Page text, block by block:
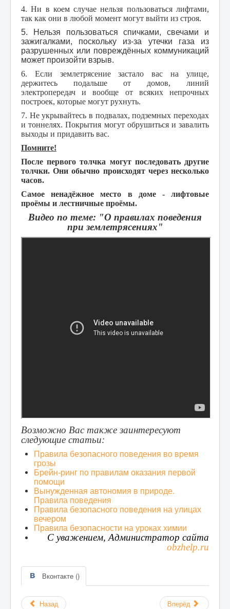
4. Ни в коем случае нельзя пользоваться лифтами,
так как они в любой момент могут выйти из строя.
5. Нельзя пользоваться спичками, свечами и
зажигалками, поскольку из-за утечки газа из
разрушенных или повреждённых коммуникаций
может произойти взрыв.
6. Если землетрясение застало вас на улице,
держитесь подальше от домов, линий
электропередач и вообще от всяких непрочных
построек, которые могут рухнуть.
7. Не укрывайтесь в подвалах, подземных переходах
и тоннелях. Покрытия могут обрушиться и завалить
выходы и придавить вас.
Помните!
После первого толчка могут последовать другие
толчки. Они обычно происходят через несколько
часов.
Самое ненадёжное место в доме - лифтовые
проёмы и лестничные проёмы.
Видео по теме: "О правилах поведения
при землетрясениях"
Возможно Вас также заинтересуют
следующие статьи:
Правила безопасного поведения во время
грозы
Брейн-ринг по правилам оказания первой
помощи
Вынужденная автономия в природе.
Правила поведения
Правила безопасного поведения на улицах
вечером
Правила безопасности на уроках химии
С уважением, Администратор сайта
obzhelp.ru
Вконтакте ()
Назад Вперёд